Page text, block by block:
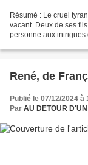
Résumé : Le cruel
vacant. Deux de ses
personne aux intrigues
René, de
Publié le 07/12/2024 à
Par AU DETOUR